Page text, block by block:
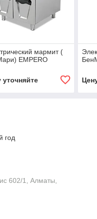
мармит (
EMPERO
уточняйте
год
602/1, Алматы,